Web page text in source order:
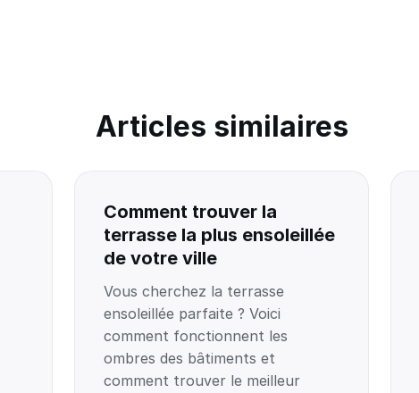
Articles similaires
Comment trouver la
terrasse la plus ensoleillée
de votre ville
Vous cherchez la terrasse
ensoleillée parfaite ? Voici
comment fonctionnent les
ombres des bâtiments et
comment trouver le meilleur